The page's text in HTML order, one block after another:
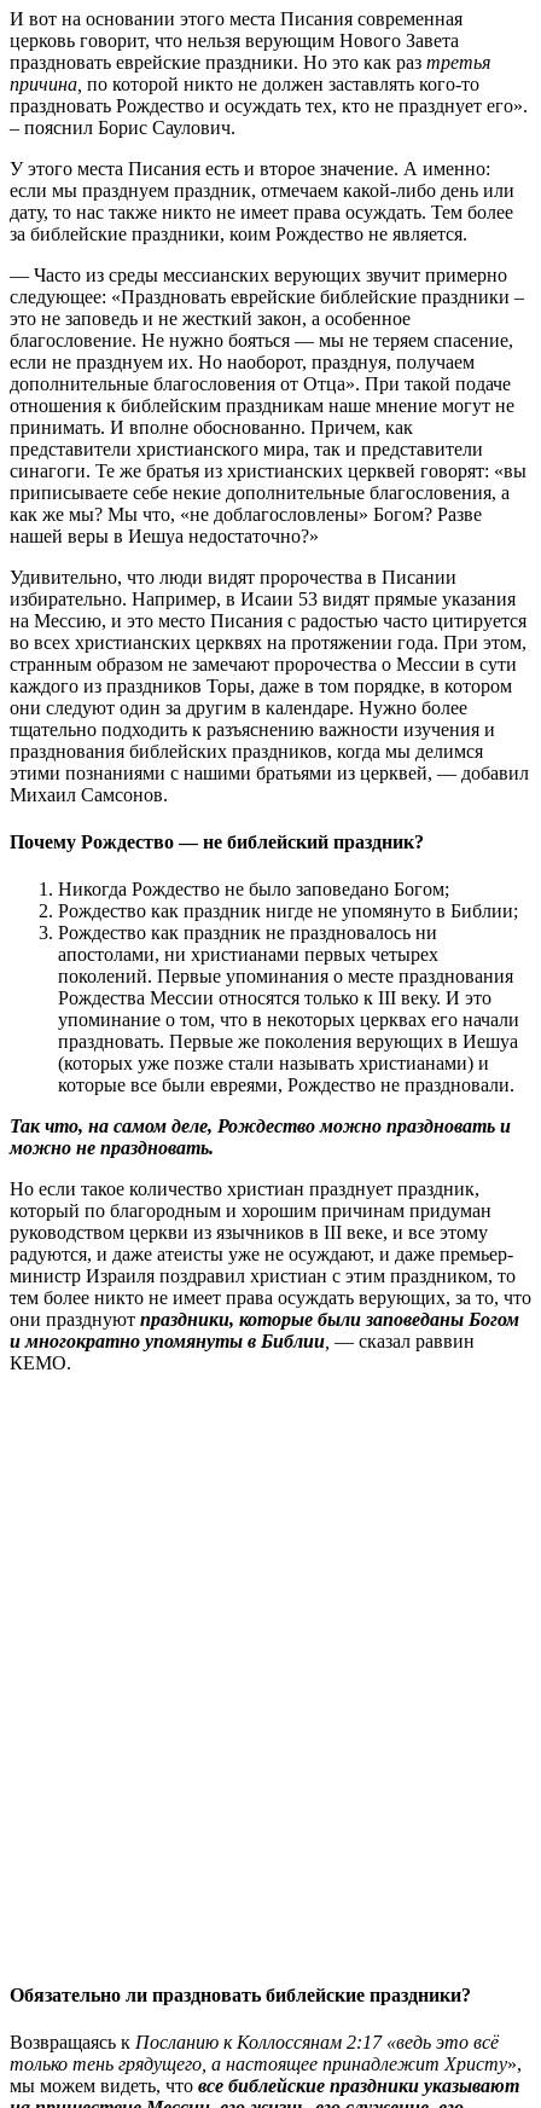
И вот на основании этого места Писания современная
церковь говорит, что нельзя верующим Нового Завета
праздновать еврейские праздники. Но это как раз третья
причина, по которой никто не должен заставлять кого-то
праздновать Рождество и осуждать тех, кто не празднует его».
– пояснил Борис Саулович.
У этого места Писания есть и второе значение. А именно:
если мы празднуем праздник, отмечаем какой-либо день или
дату, то нас также никто не имеет права осуждать. Тем более
за библейские праздники, коим Рождество не является.
— Часто из среды мессианских верующих звучит примерно
следующее: «Праздновать еврейские библейские праздники –
это не заповедь и не жесткий закон, а особенное
благословение. Не нужно бояться — мы не теряем спасение,
если не празднуем их. Но наоборот, празднуя, получаем
дополнительные благословения от Отца». При такой подаче
отношения к библейским праздникам наше мнение могут не
принимать. И вполне обоснованно. Причем, как
представители христианского мира, так и представители
синагоги. Те же братья из христианских церквей говорят: «вы
приписываете себе некие дополнительные благословения, а
как же мы? Мы что, «не доблагословлены» Богом? Разве
нашей веры в Иешуа недостаточно?»
Удивительно, что люди видят пророчества в Писании
избирательно. Например, в Исаии 53 видят прямые указания
на Мессию, и это место Писания с радостью часто цитируется
во всех христианских церквях на протяжении года. При этом,
странным образом не замечают пророчества о Мессии в сути
каждого из праздников Торы, даже в том порядке, в котором
они следуют один за другим в календаре. Нужно более
тщательно подходить к разъяснению важности изучения и
празднования библейских праздников, когда мы делимся
этими познаниями с нашими братьями из церквей, — добавил
Михаил Самсонов.
Почему Рождество — не библейский праздник?
Никогда Рождество не было заповедано Богом;
Рождество как праздник нигде не упомянуто в Библии;
Рождество как праздник не праздновалось ни
апостолами, ни христианами первых четырех
поколений. Первые упоминания о месте празднования
Рождества Мессии относятся только к III веку. И это
упоминание о том, что в некоторых церквах его начали
праздновать. Первые же поколения верующих в Иешуа
(которых уже позже стали называть христианами) и
которые все были евреями, Рождество не праздновали.
Так что, на самом деле, Рождество можно праздновать и
можно не праздновать.
Но если такое количество христиан празднует праздник,
который по благородным и хорошим причинам придуман
руководством церкви из язычников в III веке, и все этому
радуются, и даже атеисты уже не осуждают, и даже премьер-
министр Израиля поздравил христиан с этим праздником, то
тем более никто не имеет права осуждать верующих, за то, что
они празднуют праздники, которые были заповеданы Богом
и многократно упомянуты в Библии, — сказал раввин
КЕМО.
Обязательно ли праздновать библейские праздники?
Возвращаясь к Посланию к Коллоссянам 2:17 «ведь это всё
только тень грядущего, а настоящее принадлежит Христу»,
мы можем видеть, что все библейские праздники указывают